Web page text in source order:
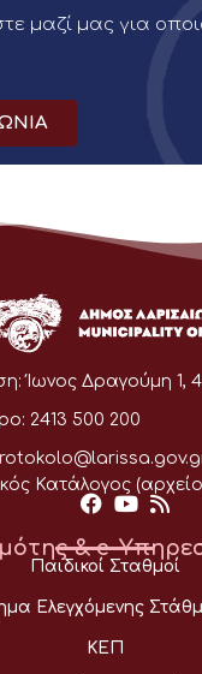
μαζί μας για
Ίωνος Δραγούμη 1,
2413 500 200
Κατάλογος
& e-
Παιδικοί Σταθμοί
Ελεγχόμενης
ΚΕΠ